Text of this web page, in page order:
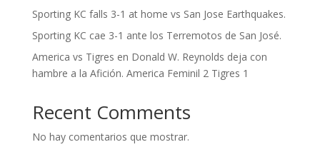
Sporting KC falls 3-1 at home vs San Jose Earthquakes.
Sporting KC cae 3-1 ante los Terremotos de San José.
America vs Tigres en Donald W. Reynolds deja con
hambre a la Afición. America Feminil 2 Tigres 1
Recent Comments
No hay comentarios que mostrar.